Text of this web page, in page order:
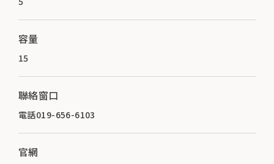
容量
15
聯絡窗口
電話019-656-6103
官網